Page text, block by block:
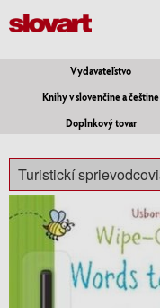
Vydavateľstvo
Knihy v slovenčine a češtine
Doplnkový tovar